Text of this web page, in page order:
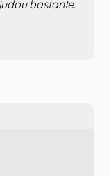
bastante.